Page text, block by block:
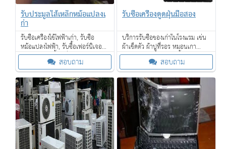
รับประมูลใส้เหล็กหม้อแปลงเ
ก่า
รับซื้อเครื่องใช้ไฟฟ้าเก่า, รับซื้อ
หม้อแปลงไฟฟ้า, รับซื้อเฟอร์นิเจอร์
ไม้สักเก่า, รับซื้อเครื่องจักรเก่าขนาด
ใหญ่ และเรายังรับซื้อของเก่าใน
โรงแรม
สอบถาม
รับซื้อเครื่องดูดฝุ่นมือสอง
บริการรับซื้อของเก่าในโรงแรม เช่น
ผ้าเช็ดตัว ผ้าปูที่รอร หมอนเกา
เฟอร์นิเจอร์ โคมไฟ กาน้ำร้อน ไดร์
เป่าผม โซฟา เตียงนอน ที่นอน และ
อื่น ๆ
สอบถาม